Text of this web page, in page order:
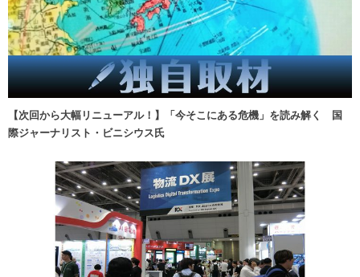
【次回から大幅リニューアル！】「今そこにある危機」を読み解く 国
際ジャーナリスト・ビニシウス氏